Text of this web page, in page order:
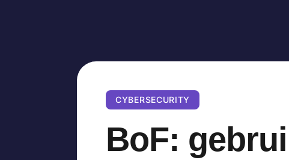
CYBERSECURITY
BoF: